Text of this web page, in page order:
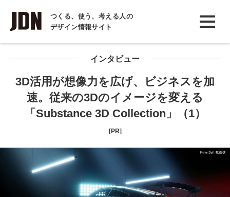
つくる、使う、考える人の
デザイン情報サイト
INTERVIEW
インタビュー
REPORT
COLUMN
コラム
インタビュー
3D活用が想像力を広げ、ビジネスを加
速。従来の3Dのイメージを変える
「Substance 3D Collection」（1）
[PR]